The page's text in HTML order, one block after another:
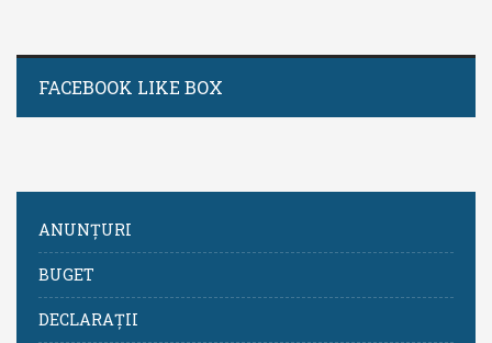
FACEBOOK LIKE BOX
ANUNȚURI
BUGET
DECLARAȚII